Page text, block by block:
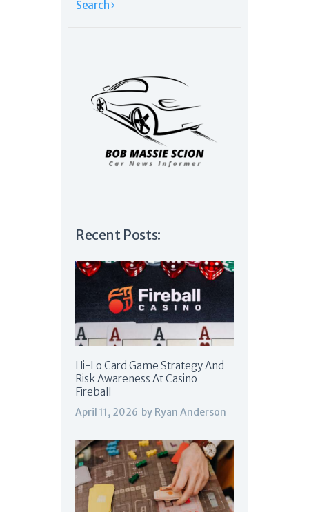
Recent Posts:
Hi-Lo Card Game Strategy And
Risk Awareness At Casino
Fireball
April 11, 2026 by Ryan Anderson